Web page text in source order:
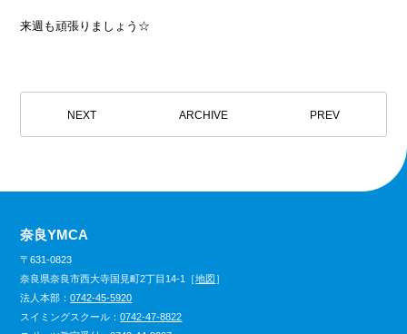
来週も頑張りましょう☆
NEXT ARCHIVE PREV
奈良YMCA
〒631-0823
奈良県奈良市西大寺国見町2丁目14-1［地図 ］
法人本部：0742-45-5920
スイミングスクール：0742-47-8822